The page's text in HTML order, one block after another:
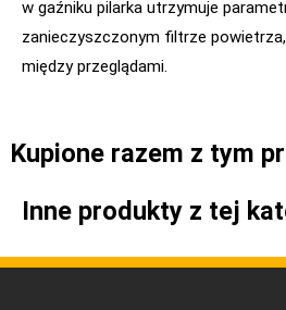
w gaźniku pilarka utrzymuje
zanieczyszczonym filtrze
między przeglądami.
Kupione razem z tym
Inne produkty z tej